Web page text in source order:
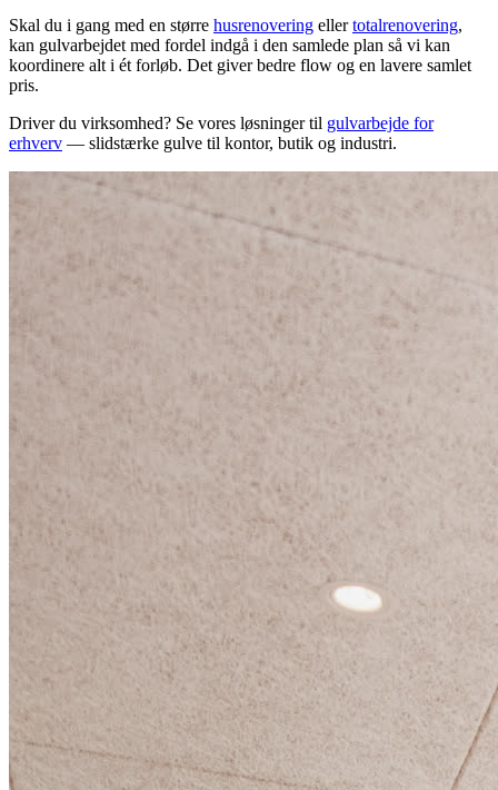
Skal du i gang med en større husrenovering ellertotalrenovering,
kan gulvarbejdet med fordel indgå i den samlede plan så vi kan
koordinere alt i ét forløb. Det giver bedre flow og en lavere samlet
pris.
Driver du virksomhed? Se vores løsninger til gulvarbejde for
erhverv — slidstærke gulve til kontor, butik og industri.